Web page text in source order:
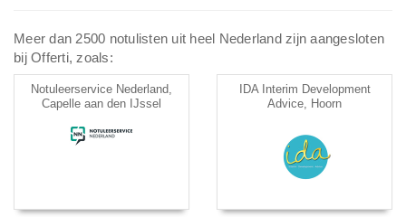
Meer dan 2500 notulisten uit heel Nederland zijn aangesloten
bij Offerti, zoals:
Notuleerservice Nederland,
Capelle aan den IJssel
IDA Interim Development
Advice, Hoorn